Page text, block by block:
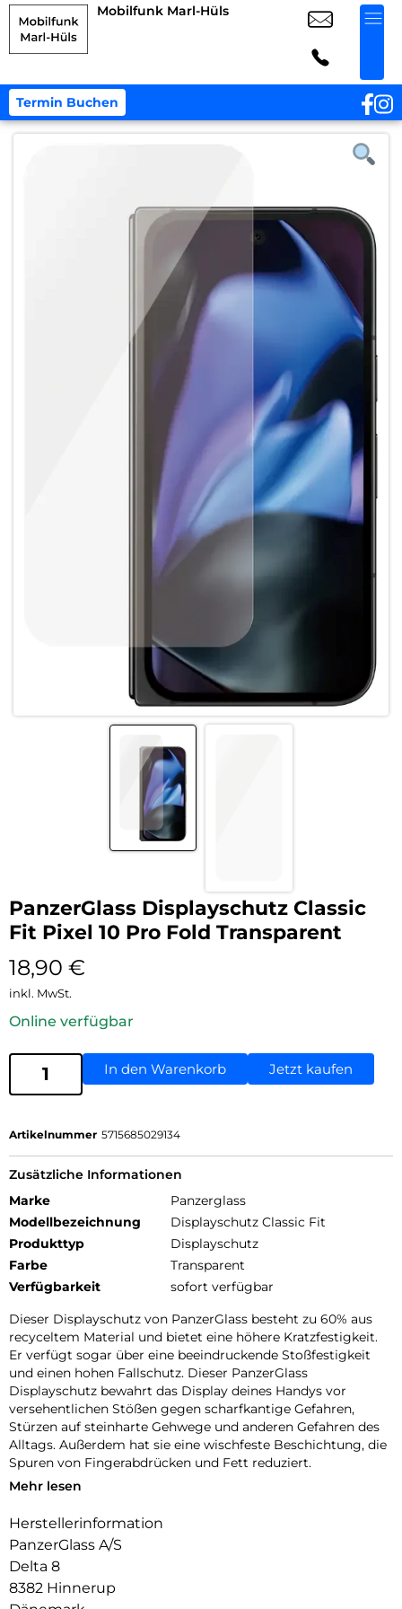
Mobilfunk Marl-Hüls
Termin Buchen
PanzerGlass Displayschutz Classic
Fit Pixel 10 Pro Fold Transparent
18,90 €
inkl. MwSt.
Online verfügbar
In den Warenkorb Jetzt kaufen
Artikelnummer 5715685029134
Zusätzliche Informationen
Marke
Panzerglass
Modellbezeichnung
Displayschutz Classic Fit
Produkttyp
Displayschutz
Farbe
Transparent
Verfügbarkeit
sofort verfügbar
Dieser Displayschutz von PanzerGlass besteht zu 60% aus
recyceltem Material und bietet eine höhere Kratzfestigkeit.
Er verfügt sogar über eine beeindruckende Stoßfestigkeit
und einen hohen Fallschutz. Dieser PanzerGlass
Displayschutz bewahrt das Display deines Handys vor
versehentlichen Stößen gegen scharfkantige Gefahren,
Stürzen auf steinharte Gehwege und anderen Gefahren des
Alltags. Außerdem hat sie eine wischfeste Beschichtung, die
Spuren von Fingerabdrücken und Fett reduziert.
Der Displayschutz verlängert die Lebensdauer deines
kannst, der es genauso liebt wie du. Dies ist eine Möglichkeit,
auf eine nachhaltigere Zukunft hinzuarbeiten. Eine andere ist,
weniger Verpackung zu verwenden: Bei diesem
Displayschutz haben wir es geschafft, die Papierverpackung
im Vergleich zu früheren Modellen um 33 % zu reduzieren.
Mehr lesen
Herstellerinformation
PanzerGlass A/S
Delta 8
8382 Hinnerup